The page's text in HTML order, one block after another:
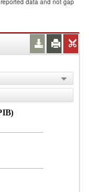
data and not gap